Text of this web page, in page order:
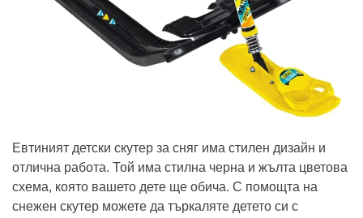
Евтиният детски скутер за сняг има стилен дизайн и
отлична работа. Той има стилна черна и жълта цветова
схема, която вашето дете ще обича. С помощта на
снежен скутер можете да търкаляте детето си с